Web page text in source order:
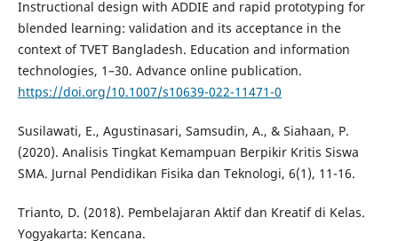
Instructional design with ADDIE and rapid prototyping for
blended learning: validation and its acceptance in the
context of TVET Bangladesh. Education and information
technologies, 1–30. Advance online publication.
https://doi.org/10.1007/s10639-022-11471-0
Susilawati, E., Agustinasari, Samsudin, A., & Siahaan, P.
(2020). Analisis Tingkat Kemampuan Berpikir Kritis Siswa
SMA. Jurnal Pendidikan Fisika dan Teknologi, 6(1), 11-16.
Trianto, D. (2018). Pembelajaran Aktif dan Kreatif di Kelas.
Yogyakarta: Kencana.